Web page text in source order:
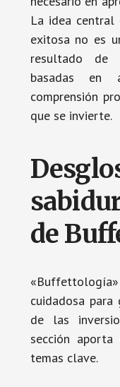
La idea central
exitosa no es
resultado de
basadas en
comprensión
que se invierte.
de
cuidadosa
de las
sección
temas clave.